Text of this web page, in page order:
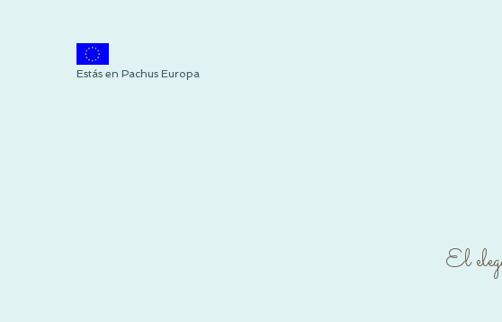
Estás en Pachus Europa
El